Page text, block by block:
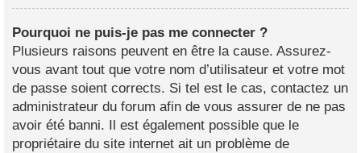
Pourquoi ne puis-je pas me connecter ?
Plusieurs raisons peuvent en être la cause. Assurez-
vous avant tout que votre nom d’utilisateur et votre mot
de passe soient corrects. Si tel est le cas, contactez un
administrateur du forum afin de vous assurer de ne pas
avoir été banni. Il est également possible que le
propriétaire du site internet ait un problème de